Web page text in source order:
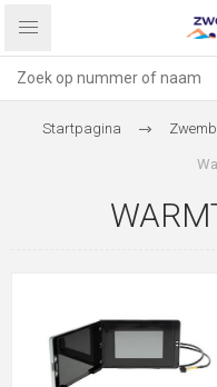
Startpagina